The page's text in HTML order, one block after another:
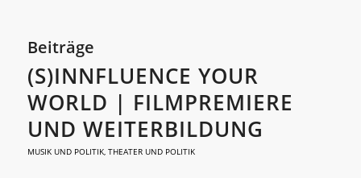
Beiträge
(S)INNFLUENCE YOUR
WORLD | FILMPREMIERE
UND WEITERBILDUNG
MUSIK UND POLITIK, THEATER UND POLITIK